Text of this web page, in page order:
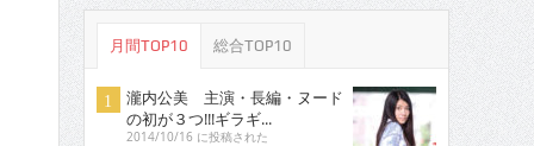
月間TOP10 総合TOP10
瀧内公美 主演・長編・ヌード
の初が３つ!!!ギラギ...
2014/10/16 に投稿された